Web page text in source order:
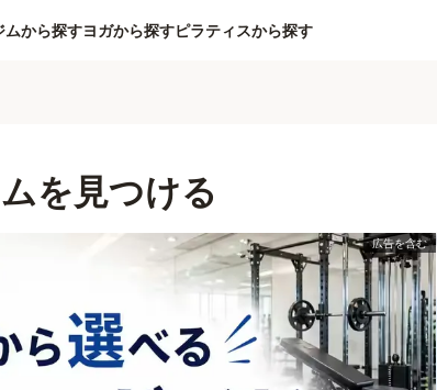
ムから探すヨガから探すピラティスから探す
を見つける